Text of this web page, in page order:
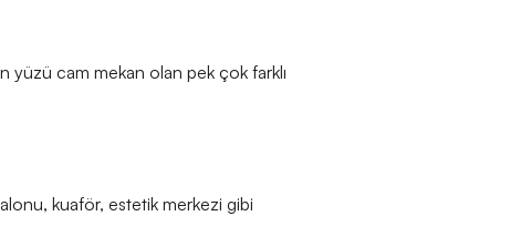
yüzü cam mekan olan pek çok farklı
kuaför, estetik merkezi gibi